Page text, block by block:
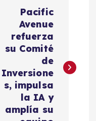
Pacific
Avenue
refuerza
su Comité
de
Inversione
s, impulsa
la IA y
amplía su